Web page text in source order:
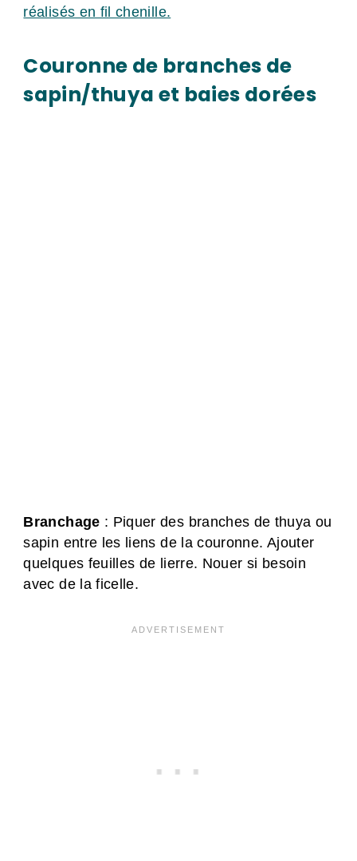
réalisés en fil chenille.
Couronne de branches de
sapin/thuya et baies dorées
Branchage : Piquer des branches de thuya ou
sapin entre les liens de la couronne. Ajouter
quelques feuilles de lierre. Nouer si besoin
avec de la ficelle.